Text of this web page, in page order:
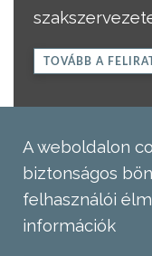
TOVÁBB A
A weboldalon
biztonságos
felhasználói
információk